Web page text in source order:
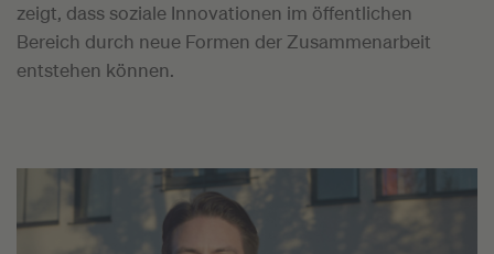
zeigt, dass soziale Innovationen im öffentlichen
Bereich durch neue Formen der Zusammenarbeit
entstehen können.